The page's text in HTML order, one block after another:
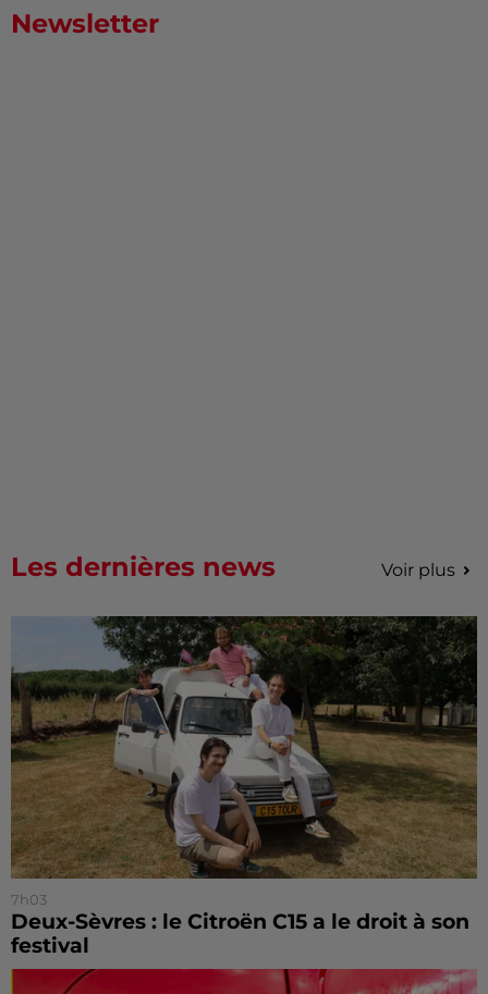
Newsletter
Les dernières news Voir plus
7h03
Deux-Sèvres : le Citroën C15 a le droit à son
festival